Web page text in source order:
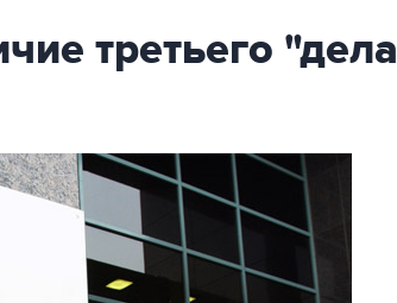
третьего "дела